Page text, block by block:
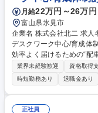
月給22万円～26万円
富山県氷見市
企業名 株式会社北二 求人名 【氷見市/配車管理】未経験OK/残業少/転勤無/
デスクワーク中心/育成体制あり 仕事の内容 建築用鉄骨の完
効率よく届けるための“配
話・PCで完結します。 外部配送業者を通じて現場へ納品するための、配
車手配・スケジュール調
わせ、どの製品をどのト
事。 形やサイズの違う製
ルのような奥深さがあります！ 募集職種 【氷見市/配車管理】
業界未経験歓迎 資格取得
時短勤務あり
退職金あり
正社員